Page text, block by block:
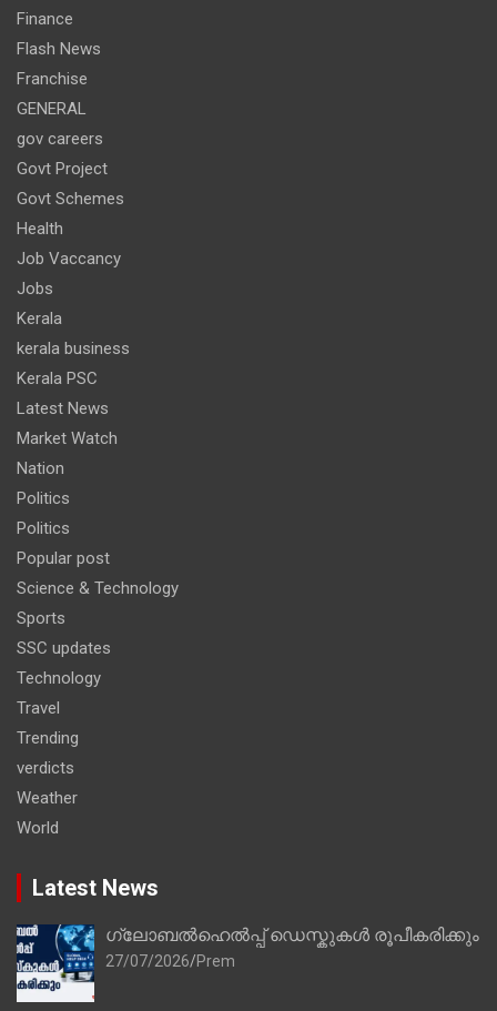
Finance
Flash News
Franchise
GENERAL
gov careers
Govt Project
Govt Schemes
Health
Job Vaccancy
Jobs
Kerala
kerala business
Kerala PSC
Latest News
Market Watch
Nation
Politics
Politics
Popular post
Science & Technology
Sports
SSC updates
Technology
Travel
Trending
verdicts
Weather
World
Latest News
ഗ്ലോബൽഹെൽപ്പ് ഡെസ്കുകൾ രൂപീകരിക്കും
27/07/2026 Prem